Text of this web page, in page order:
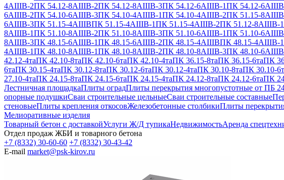
4АIIIВ-2ПК 54.12-8АIIIВ-2ПК 54.12-8АIIIВ-3ПК 54.12-6АIIIВ-1ПК 54.12-
6АIIIВ-2ПК 54.10-6АIIIВ-3ПК 54.10-4АIIIВ-1ПК 54.10-4АIIIВ-2ПК 51.15-
6АIIIВ-3ПК 51.15-4АIIIВПК 51.15-4АIIIВ-1ПК 51.15-4АIIIВ-2ПК 51.12-8АIIIВ-1
8АIIIВ-1ПК 51.10-8АIIIВ-2ПК 51.10-8АIIIВ-3ПК 51.10-6АIIIВ-1ПК 51.10-
8АIIIВ-3ПК 48.15-6АIIIВ-1ПК 48.15-6АIIIВ-2ПК 48.15-4АIIIВПК 48.15-4АIIIВ-1
4АIIIВ-1ПК 48.10-8АIIIВ-1ПК 48.10-8АIIIВ-2ПК 48.10-8АIIIВ-3ПК 48.10-
42.12-4таПК 42.10-8таПК 42.10-6таПК 42.10-4таПК 36.15-8таПК 36.15-6таПК
6таПК 30.15-4таПК 30.12-8таПК 30.12-6таПК 30.12-4таПК 30.10-8таПК 30.10-
27.10-4таПК 24.15-8таПК 24.15-6таПК 24.15-4таПК 24.12-8таПК 24.12-6таПК
Лестничная площадкаПлиты оградПлиты перекрытия многопустотные от ПБ
опорные подушкиСваи строительные цельныеСваи строительные составные
стеновыеПлиты крепления откосовЖелезобетонные столбикиПлиты
Мелиоративные изделия
Товарный бетон с доставкойУслуги Ж/Д тупикаНедвижимостьАренда
Отдел продаж ЖБИ и товарного бетона
+7 (8332) 30-60-60 +7 (8332) 30-43-42
E-mail market@psk-kirov.ru